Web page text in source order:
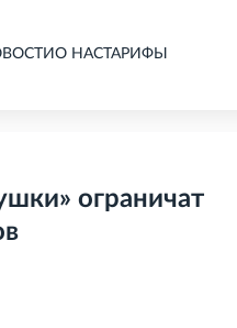
О НАСТАРИФЫ
ограничат